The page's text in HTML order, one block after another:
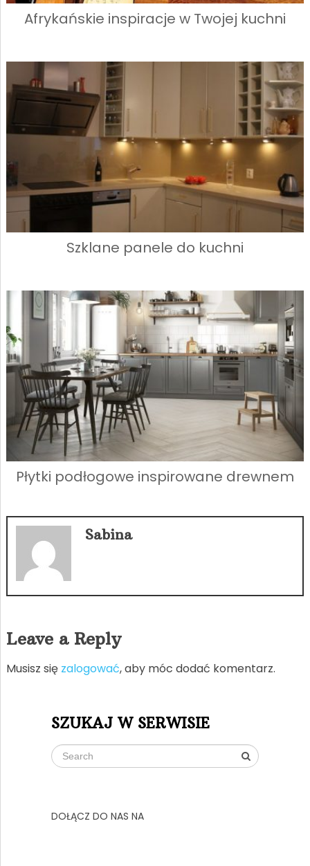
Afrykańskie inspiracje w Twojej kuchni
Szklane panele do kuchni
Płytki podłogowe inspirowane drewnem
Sabina
Leave a Reply
Musisz się zalogować, aby móc dodać komentarz.
SZUKAJ W SERWISIE
DOŁĄCZ DO NAS NA